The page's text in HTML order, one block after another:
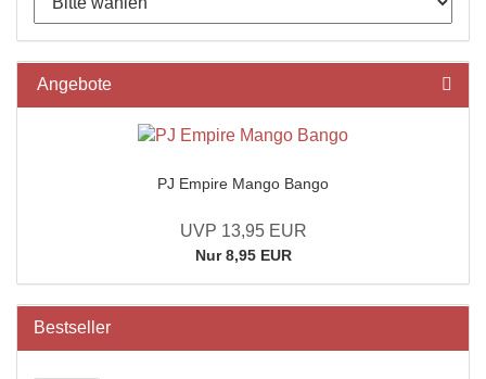
Angebote
PJ Empire Mango Bango
UVP 13,95 EUR
Nur 8,95 EUR
Bestseller